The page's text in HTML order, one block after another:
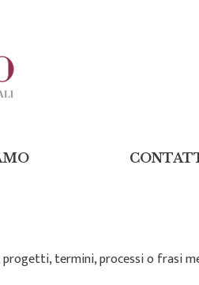
termini, processi o frasi